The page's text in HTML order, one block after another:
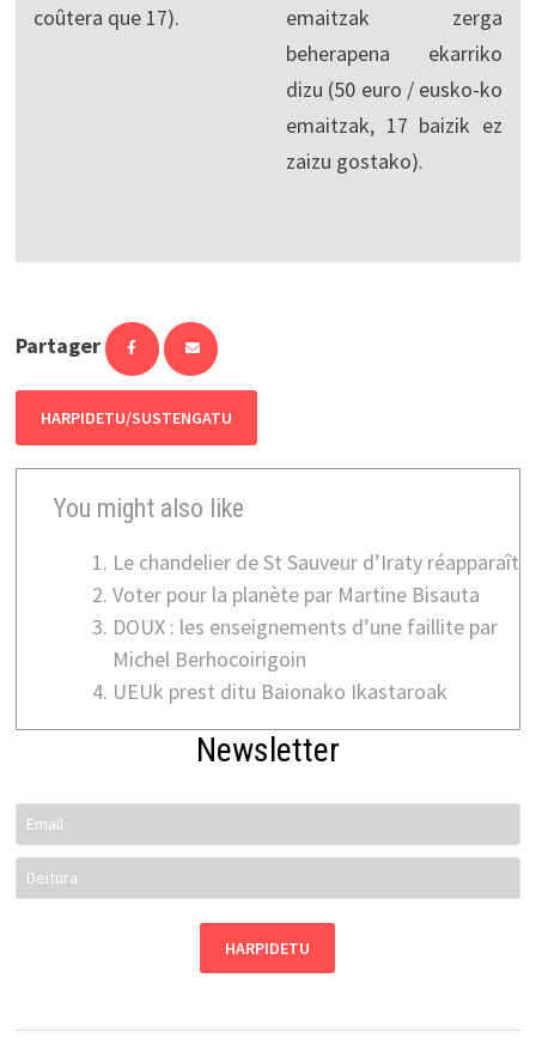
coûtera que 17).
emaitzak zerga
beherapena ekarriko
dizu (50 euro / eusko-ko
emaitzak, 17 baizik ez
zaizu gostako).
Partager
HARPIDETU/SUSTENGATU
You might also like
Le chandelier de St Sauveur d’Iraty réapparaît
Voter pour la planète par Martine Bisauta
DOUX : les enseignements d’une faillite par
Michel Berhocoirigoin
UEUk prest ditu Baionako Ikastaroak
Newsletter